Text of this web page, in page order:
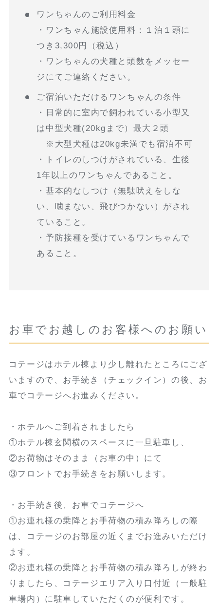
ワンちゃんのご利用料金
・ワンちゃん施設使用料：１泊１頭に
つき3,300円（税込）
・ワンちゃんの犬種と頭数をメッセー
ジにてご連絡ください。
ご宿泊いただけるワンちゃんの条件
・日常的に室内で飼われている小型又
は中型犬種(20kgまで）最大２頭
※大型犬種は20kg未満でも宿泊不可
・トイレのしつけがされている、生後
1年以上のワンちゃんであること。
・基本的なしつけ（無駄吠えをしな
い、噛まない、飛びつかない）がされ
ていること。
・予防接種を受けているワンちゃんで
あること。
お車でお越しのお客様へのお願い
コテージはホテル棟より少し離れたところにござ
いますので、お手続き（チェックイン）の後、お
車でコテージへお進みください。
・ホテルへご到着されましたら
①ホテル棟玄関横のスペースに一旦駐車し、
②お荷物はそのまま（お車の中）にて
③フロントでお手続きをお願いします。
・お手続き後、お車でコテージへ
①お連れ様の乗降とお手荷物の積み降ろしの際
は、コテージのお部屋の近くまでお進みいただけ
ます。
②お連れ様の乗降とお手荷物の積み降ろしが終わ
りましたら、コテージエリア入り口付近（一般駐
車場内）に駐車していただくのが便利です。